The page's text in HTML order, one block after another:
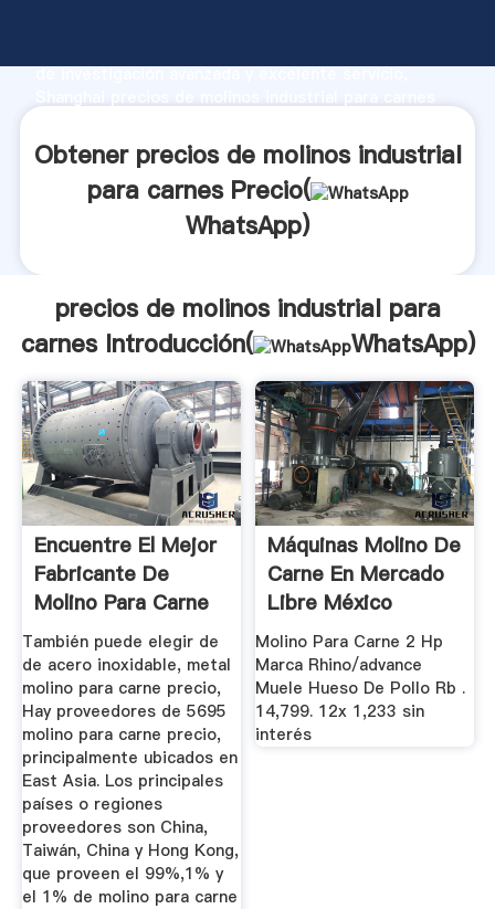
de investigación avanzada y excelente servicio,
clientes.
Obtener precios de molinos industrial
para carnes Precio(
WhatsApp)
precios de molinos industrial para
carnes Introducción(
WhatsApp)
Encuentre El Mejor
Fabricante De
Molino Para Carne
Precio ...
También puede elegir de
de acero inoxidable, metal
molino para carne precio,
Hay proveedores de 5695
molino para carne precio,
principalmente ubicados en
East Asia. Los principales
países o regiones
proveedores son China,
Taiwán, China y Hong Kong,
que proveen el 99%,1% y
el 1% de molino para carne
Máquinas Molino De
Carne En Mercado
Libre México
Molino Para Carne 2 Hp
Marca Rhino/advance
Muele Hueso De Pollo Rb .
14,799. 12x 1,233 sin
interés